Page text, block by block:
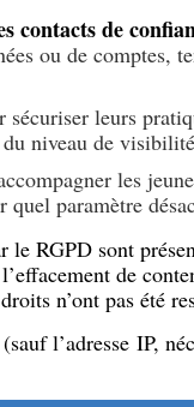
contacts de
ou de comptes,
leurs
niveau de
les
paramètre
RGPD sont
de
n’ont pas été
l’adresse IP,